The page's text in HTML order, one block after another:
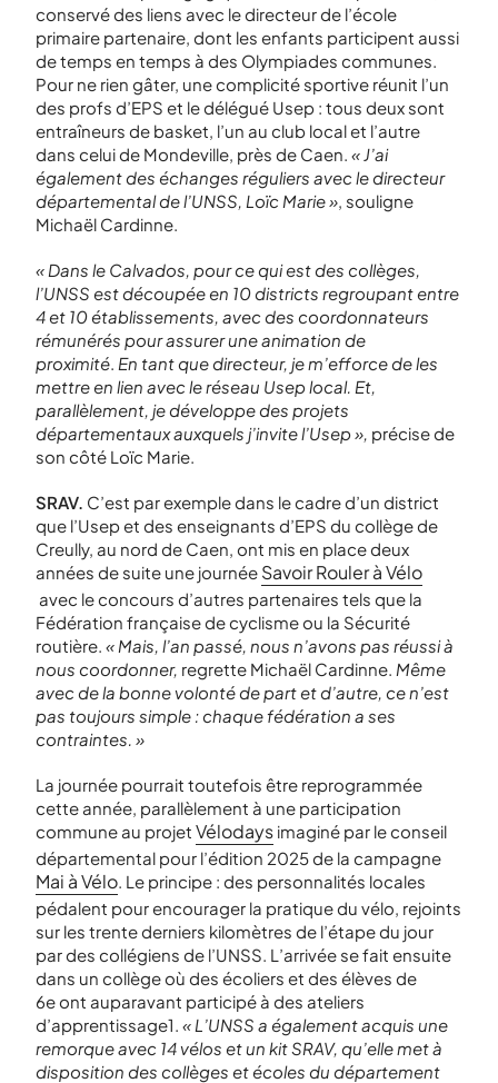
conservé des liens avec le directeur de l’école
primaire partenaire, dont les enfants participent aussi
de temps en temps à des Olympiades communes.
Pour ne rien gâter, une complicité sportive réunit l’un
des profs d’EPS et le délégué Usep : tous deux sont
entraîneurs de basket, l’un au club local et l’autre
dans celui de Mondeville, près de Caen. « J’ai
également des échanges réguliers avec le directeur
départemental de l’UNSS, Loïc Marie », souligne
Michaël Cardinne.
« Dans le Calvados, pour ce qui est des collèges,
l’UNSS est découpée en 10 districts regroupant entre
4 et 10 établissements, avec des coordonnateurs
rémunérés pour assurer une animation de
proximité. En tant que directeur, je m’efforce de les
mettre en lien avec le réseau Usep local. Et,
parallèlement, je développe des projets
départementaux auxquels j’invite l’Usep », précise de
son côté Loïc Marie.
SRAV. C’est par exemple dans le cadre d’un district
que l’Usep et des enseignants d’EPS du collège de
Creully, au nord de Caen, ont mis en place deux
années de suite une journée Savoir Rouler à Vélo
avec le concours d’autres partenaires tels que la
Fédération française de cyclisme ou la Sécurité
routière. « Mais, l’an passé, nous n’avons pas réussi à
nous coordonner, regrette Michaël Cardinne. Même
avec de la bonne volonté de part et d’autre, ce n’est
pas toujours simple : chaque fédération a ses
contraintes. »
La journée pourrait toutefois être reprogrammée
cette année, parallèlement à une participation
commune au projet Vélodays imaginé par le conseil
départemental pour l’édition 2025 de la campagne
Mai à Vélo. Le principe : des personnalités locales
pédalent pour encourager la pratique du vélo, rejoints
sur les trente derniers kilomètres de l’étape du jour
par des collégiens de l’UNSS. L’arrivée se fait ensuite
dans un collège où des écoliers et des élèves de
6eont auparavant participé à des ateliers
d’apprentissage1. « L’UNSS a également acquis une
remorque avec 14 vélos et un kit SRAV, qu’elle met à
disposition des collèges et écoles du département